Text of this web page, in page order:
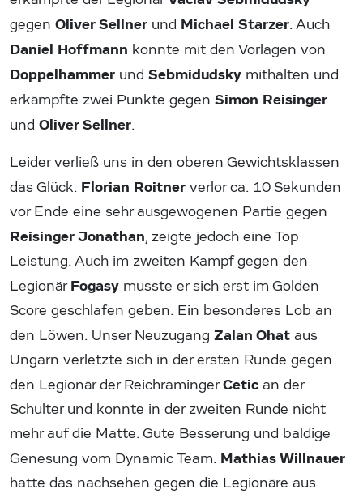
gegen Oliver Sellner und Michael Starzer. Auch
Daniel Hoffmann konnte mit den Vorlagen von
Doppelhammer und Sebmidudsky mithalten und
erkämpfte zwei Punkte gegen Simon Reisinger
und Oliver Sellner.
Leider verließ uns in den oberen Gewichtsklassen
das Glück. Florian Roitner verlor ca. 10 Sekunden
vor Ende eine sehr ausgewogenen Partie gegen
Reisinger Jonathan, zeigte jedoch eine Top
Leistung. Auch im zweiten Kampf gegen den
LegionärFogasy musste er sich erst im Golden
Score geschlafen geben. Ein besonderes Lob an
den Löwen. Unser Neuzugang Zalan Ohat aus
Ungarn verletzte sich in der ersten Runde gegen
den Legionär der ReichramingerCetic an der
Schulter und konnte in der zweiten Runde nicht
mehr auf die Matte. Gute Besserung und baldige
Genesung vom Dynamic Team. Mathias Willnauer
hatte das nachsehen gegen die Legionäre aus